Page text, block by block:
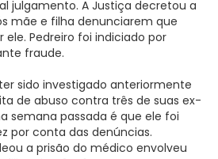
julgamento. A Justiça decretou a
mãe e filha denunciarem que
Pedreiro foi indiciado por
fraude.
sido investigado anteriormente
de abuso contra três de suas ex-
semana passada é que ele foi
por conta das denúncias.
a prisão do médico envolveu